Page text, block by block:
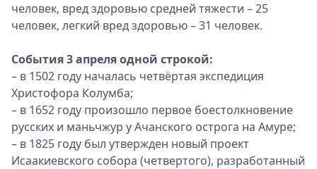
человек, вред здоровью средней тяжести – 25
человек, легкий вред здоровью – 31 человек.
События 3 апреля одной строкой:
– в 1502 году началась четвёртая экспедиция
Христофора Колумба;
– в 1652 году произошло первое боестолкновение
русских и маньчжур у Ачанского острога на Амуре;
– в 1825 году был утвержден новый проект
Исаакиевского собора (четвертого), разработанный